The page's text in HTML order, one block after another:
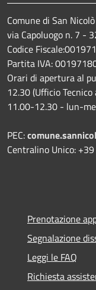
Comune di San
via Capoluogo n. 7 -
Codice
Partita IVA:
Orari di apertura al
12.30 (Ufficio
11.00-12.30 - lun-
PEC:
Centralino Unico:
Prenotazione
Segnalazione
Leggi le FAQ
Richiesta